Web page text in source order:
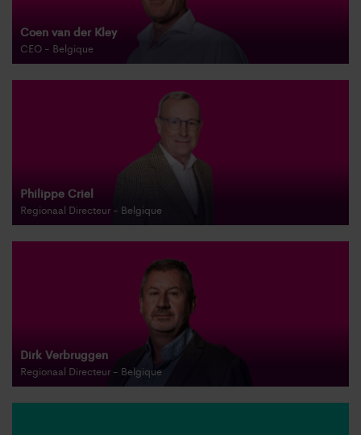
Coen van der Kley
CEO - Belgique
Philippe Criel
Regionaal Directeur - Belgique
Dirk Verbruggen
Regionaal Directeur - Belgique